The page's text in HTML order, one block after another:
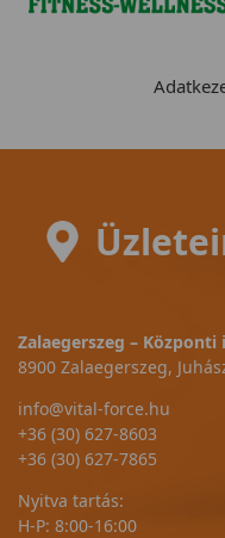
Zalaegerszeg –
8900 Zalaegerszeg,
info@vital-force.hu
+36 (30) 627-8603
+36 (30) 627-7865
Nyitva tartás:
H-P: 8:00-16:00